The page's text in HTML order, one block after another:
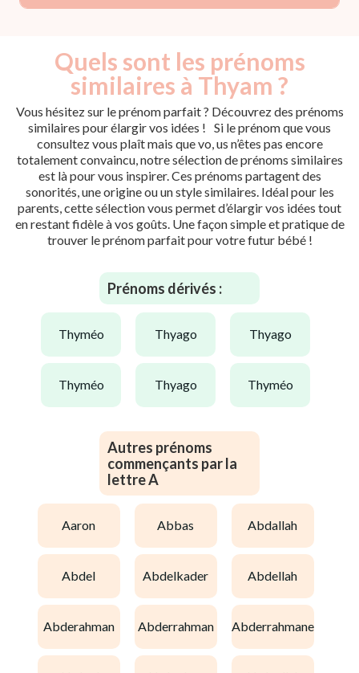
Quels sont les prénoms
similaires à Thyam ?
Vous hésitez sur le prénom parfait ? Découvrez des prénoms
similaires pour élargir vos idées ! Si le prénom que vous
consultez vous plaît mais que vo, us n’êtes pas encore
totalement convaincu, notre sélection de prénoms similaires
est là pour vous inspirer. Ces prénoms partagent des
sonorités, une origine ou un style similaires. Idéal pour les
parents, cette sélection vous permet d’élargir vos idées tout
en restant fidèle à vos goûts. Une façon simple et pratique de
trouver le prénom parfait pour votre futur bébé !
Prénoms dérivés :
thyméo thyago thyago
thyméo thyago thyméo
Autres prénoms
commençants par la
lettre A
aaron abbas abdallah
abdel abdelkader abdellah
abderahman abderrahman abderrahmane